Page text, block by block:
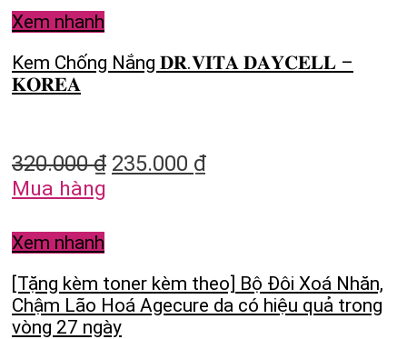
Xem nhanh
Kem Chống Nắng 𝐃𝐑.𝐕𝐈𝐓𝐀 𝐃𝐀𝐘𝐂𝐄𝐋𝐋 –
𝐊𝐎𝐑𝐄𝐀
320.000₫ 235.000 ₫
Mua hàng
Xem nhanh
[Tặng kèm toner kèm theo] Bộ Đôi Xoá Nhăn,
Chậm Lão Hoá Agecure da có hiệu quả trong
vòng 27 ngày